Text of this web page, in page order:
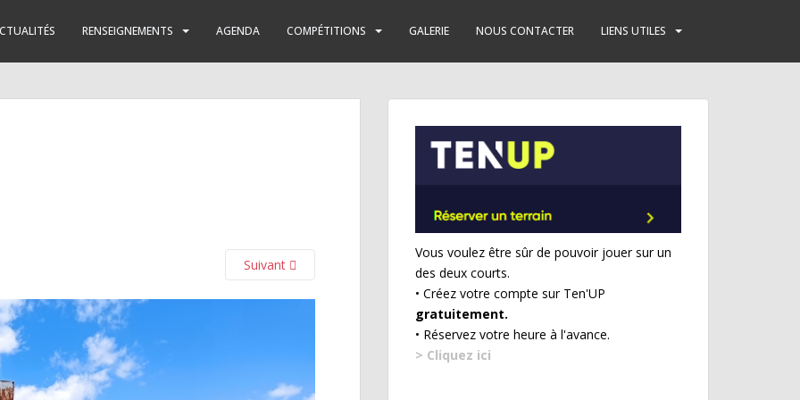
RENSEIGNEMENTS AGENDA COMPÉTITIONS GALERIE NOUS CONTACTER LIENS UTILES
Suivant
Vous voulez être sûr de pouvoir jouer sur un
des deux courts.
• Créez votre compte sur Ten'UP
gratuitement.
• Réservez votre heure à l'avance.
> Cliquez ici